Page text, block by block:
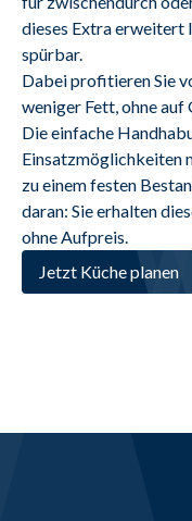
dieses Extra erweitert
spürbar.
Dabei profitieren Sie
weniger Fett, ohne auf
Die einfache
Einsatzmöglichkeiten
zu einem festen
daran: Sie erhalten
ohne Aufpreis.
Jetzt Küche planen